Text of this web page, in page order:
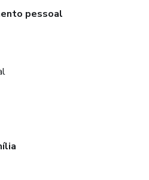
pessoal